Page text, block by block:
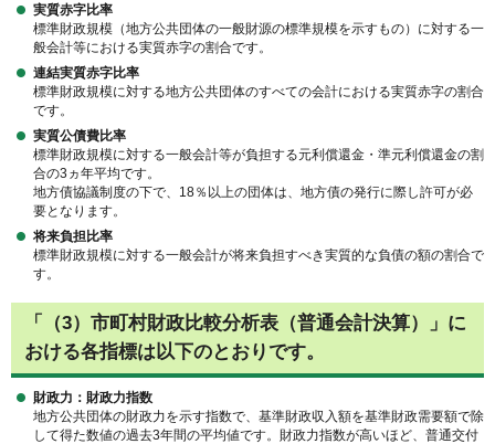
実質赤字比率
標準財政規模（地方公共団体の一般財源の標準規模を示すもの）に対する一
般会計等における実質赤字の割合です。
連結実質赤字比率
標準財政規模に対する地方公共団体のすべての会計における実質赤字の割合
です。
実質公債費比率
標準財政規模に対する一般会計等が負担する元利償還金・準元利償還金の割
合の3ヵ年平均です。
地方債協議制度の下で、18％以上の団体は、地方債の発行に際し許可が必
要となります。
将来負担比率
標準財政規模に対する一般会計が将来負担すべき実質的な負債の額の割合で
す。
「（3）市町村財政比較分析表（普通会計決算）」に
おける各指標は以下のとおりです。
財政力：財政力指数
地方公共団体の財政力を示す指数で、基準財政収入額を基準財政需要額で除
して得た数値の過去3年間の平均値です。財政力指数が高いほど、普通交付